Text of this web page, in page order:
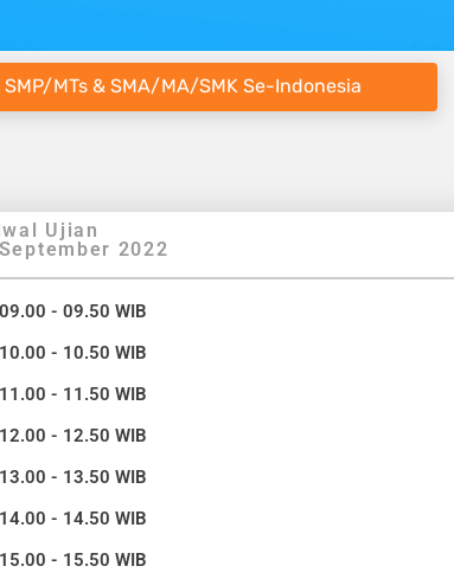
MTs & SMA/MA/SMK Se-Indonesia
Ujian
2022
- 09.50 WIB
- 10.50 WIB
- 11.50 WIB
- 12.50 WIB
- 13.50 WIB
- 14.50 WIB
- 15.50 WIB